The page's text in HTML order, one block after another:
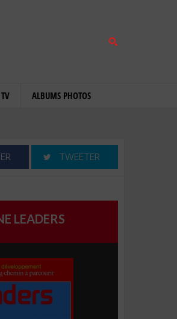
ALBUMS PHOTOS
TWEETER
LEADERS